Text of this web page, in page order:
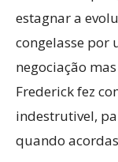
estagnar a
congelasse por
negociação
Frederick fez
indestrutivel,
quando